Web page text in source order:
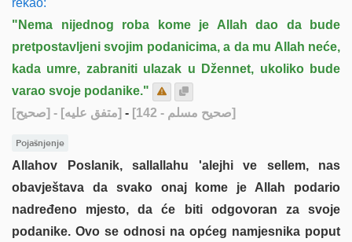
rekao:
"Nema nijednog roba kome je Allah dao da bude
pretpostavljeni svojim podanicima, a da mu Allah neće,
kada umre, zabraniti ulazak u Džennet, ukoliko bude
varao svoje podanike."
[صحيح]
- [متفق عليه] - [صحيح مسلم - 142]
Pojašnjenje
Allahov Poslanik, sallallahu 'alejhi ve sellem, nas
obavještava da svako onaj kome je Allah podario
nadređeno mjesto, da će biti odgovoran za svoje
podanike. Ovo se odnosi na općeg namjesnika poput